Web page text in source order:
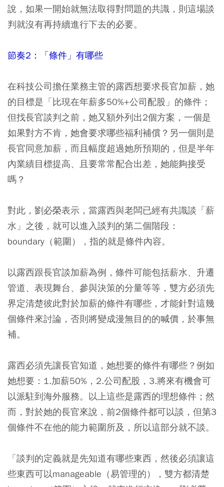
說，如果一開始就無法取得對問題的共識，則這場談
判就沒有再持續進行下去的必要。
節奏2：「條件」有哪些
在科技公司擔任業務主管的露西想要求長官加薪，她
的目標是「比現在年薪多50%+公司配股」的條件；
但找長官談判之前，她又額外列出2個方案，一個是
如果對方不肯，她會要求哪些福利補償？另一個則是
長官同意加薪，而且幅度超過她所預期的，但是半年
內業績目標提高、且要常常配合出差，她能夠接受
嗎？
對此，劉必榮表示，當露西與老闆已經有共識談「薪
水」之後，就可以進入談判的第二個階段：
boundary（範圍），指的就是條件內容。
以露西跟長官談加薪為例，條件可能包括薪水、升遷
管道、表現舞台、參與決策的分量等等，雙方必須先
界定清楚彼此對於加薪的條件有哪些，才能針對這幾
個條件來討論，否則將變成漫無目的的喊價，於事無
補。
露西必須先讓長官知道，她想要的條件有哪些？例如
她想要：1.加薪50%，2.公司配股，3.將來有機會可
以派駐到海外服務。以上這些是露西的理想條件；然
而，對於她的長官來說，前2個條件都可以談，但第3
個條件不在他的能力範圍所及，所以這部分就不談。
「談判的定義就是先知道有哪些東西，然後必須讓這
些東西可以manageable（易管理的），雙方都清楚